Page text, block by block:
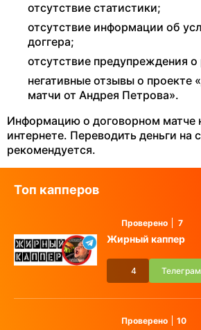
отсутствие статистики;
отсутствие информации об
доггера;
отсутствие предупреждения о
негативные отзывы о проекте
матчи от Андрея Петрова».
Информацию о договорном матче
интернете. Переводить деньги на
рекомендуется.
Топ капперов
Проверено 7
Жирный каппер
4 Телеграм
Проверено 10